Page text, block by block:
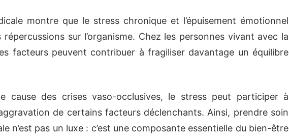
montre que le stress chronique et l’épuisement émotionnel
sur l’organisme. Chez les personnes vivant avec la
facteurs peuvent contribuer à fragiliser davantage un équilibre
cause des crises vaso-occlusives, le stress peut participer à
de certains facteurs déclenchants. Ainsi, prendre soin
n’est pas un luxe : c’est une composante essentielle du bien-être